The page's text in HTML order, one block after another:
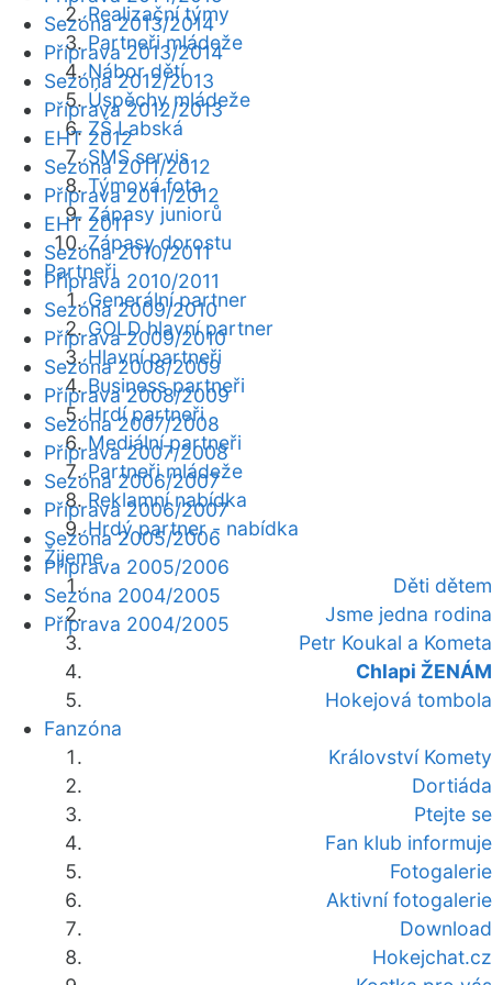
Realizační týmy
Partneři mládeže
Nábor dětí
Úspěchy mládeže
ZŠ Labská
SMS servis
Týmová fota
Zápasy juniorů
Zápasy dorostu
Partneři
Generální partner
GOLD hlavní partner
Hlavní partneři
Business partneři
Hrdí partneři
Mediální partneři
Partneři mládeže
Reklamní nabídka
Hrdý partner - nabídka
Žijeme
Děti dětem
Jsme jedna rodina
Petr Koukal a Kometa
Chlapi ŽENÁM
Hokejová tombola
Fanzóna
Království Komety
Dortiáda
Ptejte se
Fan klub informuje
Fotogalerie
Aktivní fotogalerie
Download
Hokejchat.cz
Sezóna 2013/2014
Příprava 2013/2014
Sezóna 2012/2013
Příprava 2012/2013
EHT 2012
Sezóna 2011/2012
Příprava 2011/2012
EHT 2011
Sezóna 2010/2011
Příprava 2010/2011
Sezóna 2009/2010
Příprava 2009/2010
Sezóna 2008/2009
Příprava 2008/2009
Sezóna 2007/2008
Příprava 2007/2008
Sezóna 2006/2007
Příprava 2006/2007
Sezóna 2005/2006
Příprava 2005/2006
Sezóna 2004/2005
Příprava 2004/2005